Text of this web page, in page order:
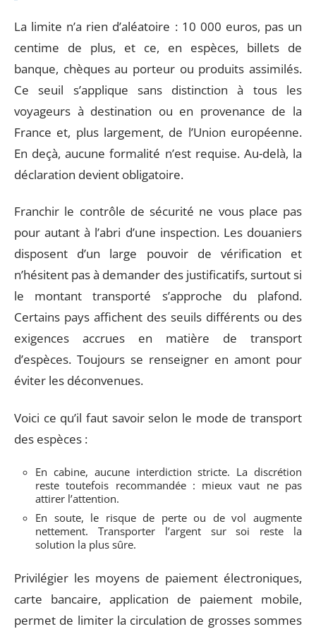
La limite n’a rien d’aléatoire : 10 000 euros, pas un
centime de plus, et ce, en espèces, billets de
banque, chèques au porteur ou produits assimilés.
Ce seuil s’applique sans distinction à tous les
voyageurs à destination ou en provenance de la
France et, plus largement, de l’Union européenne.
En deçà, aucune formalité n’est requise. Au-delà, la
déclaration devient obligatoire.
Franchir le contrôle de sécurité ne vous place pas
pour autant à l’abri d’une inspection. Les douaniers
disposent d’un large pouvoir de vérification et
n’hésitent pas à demander des justificatifs, surtout si
le montant transporté s’approche du plafond.
Certains pays affichent des seuils différents ou des
exigences accrues en matière de transport
d’espèces. Toujours se renseigner en amont pour
éviter les déconvenues.
Voici ce qu’il faut savoir selon le mode de transport
des espèces :
En cabine, aucune interdiction stricte. La discrétion
reste toutefois recommandée : mieux vaut ne pas
attirer l’attention.
En soute, le risque de perte ou de vol augmente
nettement. Transporter l’argent sur soi reste la
solution la plus sûre.
Privilégier les moyens de paiement électroniques,
carte bancaire, application de paiement mobile,
permet de limiter la circulation de grosses sommes